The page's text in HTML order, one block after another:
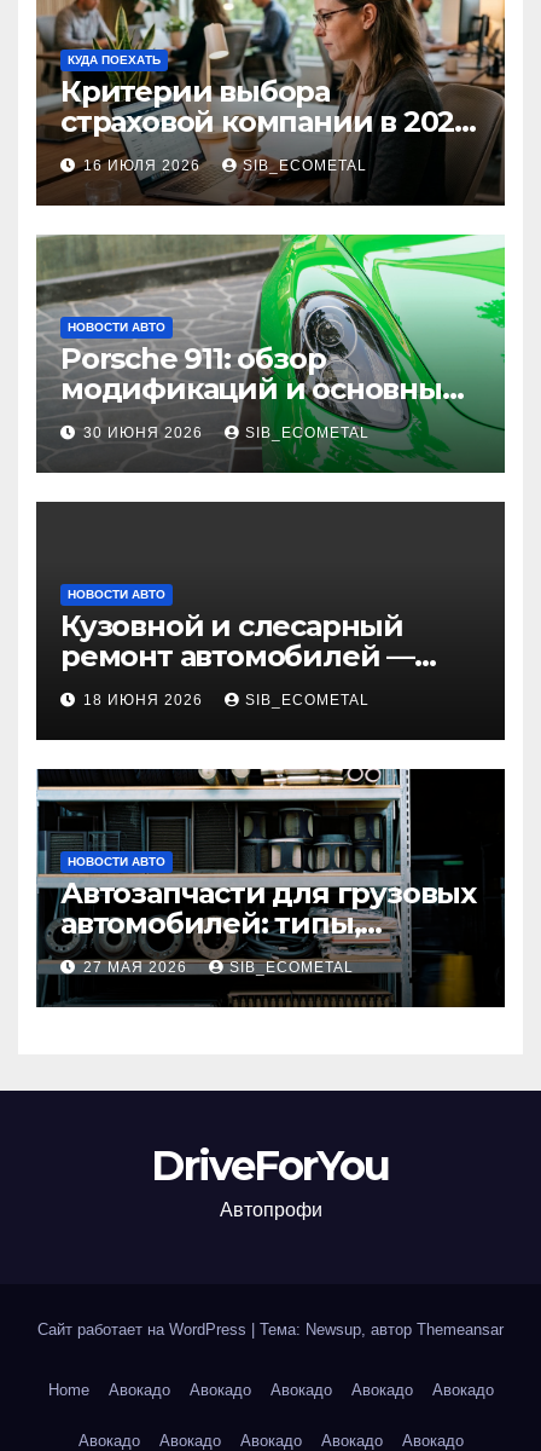
КУДА ПОЕХАТЬ
Критерии выбора
страховой компании в 2026
году: надежность и
реальные отзывы о
выплатах
16 ИЮЛЯ 2026 SIB_ECOMETAL
НОВОСТИ АВТО
Porsche 911: обзор
модификаций и основные
характеристики
30 ИЮНЯ 2026 SIB_ECOMETAL
НОВОСТИ АВТО
Кузовной и слесарный
ремонт автомобилей —
наличие оригинальных
запчастей и типичные
сроки выполнения работ
18 ИЮНЯ 2026 SIB_ECOMETAL
НОВОСТИ АВТО
Автозапчасти для грузовых
автомобилей: типы,
совместимость и критерии
подбора
27 МАЯ 2026 SIB_ECOMETAL
DriveForYou
Автопрофи
Сайт работает на WordPress Тема: Newsup, автор Themeansar
Home Авокадо Авокадо Авокадо Авокадо Авокадо
Авокадо Авокадо Авокадо Авокадо Авокадо